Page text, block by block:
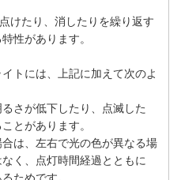
けたり、消したりを繰り返す
性があります。
トには、上記に加えて次のよ
さが低下したり、点滅した
とがあります。
は、左右で光の色が異なる場
く、点灯時間経過とともに